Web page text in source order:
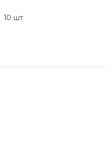
10 шт